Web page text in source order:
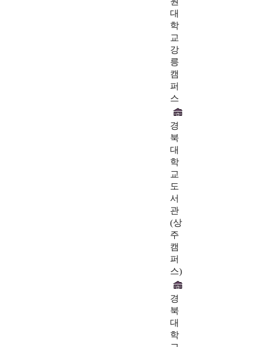
대
학
교
강
릉
캠
퍼
스
경
북
대
학
교
도
서
관
(상
주
캠
퍼
스)
경
북
대
학